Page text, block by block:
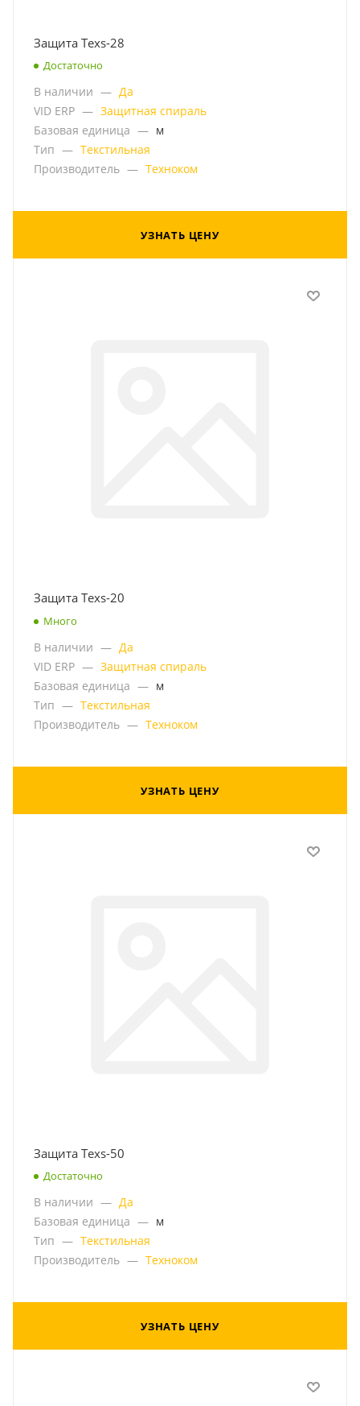
Защита Texs-28
Достаточно
В наличии — Да
VID ERP — Защитная спираль
Базовая единица — м
Тип — Текстильная
Производитель — Техноком
УЗНАТЬ ЦЕНУ
Защита Texs-20
Много
В наличии — Да
VID ERP — Защитная спираль
Базовая единица — м
Тип — Текстильная
Производитель — Техноком
УЗНАТЬ ЦЕНУ
Защита Texs-50
Достаточно
В наличии — Да
Базовая единица — м
Тип — Текстильная
Производитель — Техноком
УЗНАТЬ ЦЕНУ